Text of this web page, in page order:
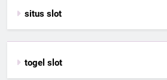
situs slot
togel slot